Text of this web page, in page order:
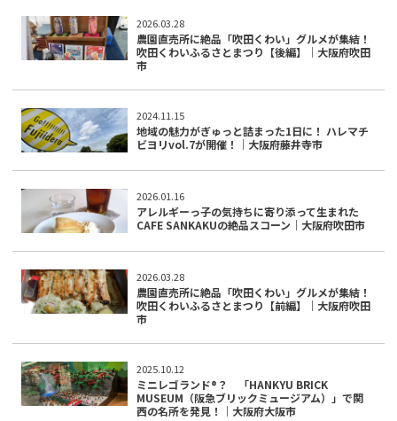
2026.03.28
農園直売所に絶品「吹田くわい」グルメが集結！
吹田くわいふるさとまつり【後編】｜大阪府吹田
市
2024.11.15
地域の魅力がぎゅっと詰まった1日に！ ハレマチ
ビヨリvol.7が開催！｜大阪府藤井寺市
2026.01.16
アレルギーっ子の気持ちに寄り添って生まれた
CAFE SANKAKUの絶品スコーン｜大阪府吹田市
2026.03.28
農園直売所に絶品「吹田くわい」グルメが集結！
吹田くわいふるさとまつり【前編】｜大阪府吹田
市
2025.10.12
ミニレゴランド®︎？ 「HANKYU BRICK
MUSEUM（阪急ブリックミュージアム）」で関
西の名所を発見！｜大阪府大阪市